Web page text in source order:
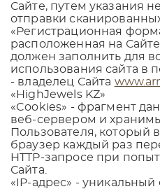
Сайте, путем указания
отправки
«Регистрационная
расположенная на
должен заполнить для
использования сайта в
- владелец Сайта
« HighJewels KZ»
«Cookies» - фрагмент
веб-сервером и
Пользователя, который
браузер каждый раз
HTTP-запросе при
Сайта.
«IP-адрес» - уникальный